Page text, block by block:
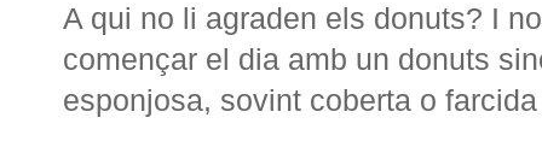
A qui no li agraden els donuts? I
començar el dia amb un donuts
esponjosa, sovint coberta o